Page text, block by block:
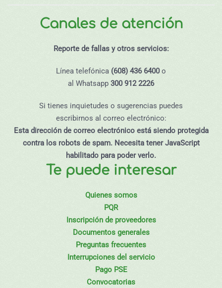
Canales de atención
Reporte de fallas y otros servicios:
Línea telefónica (608) 436 6400o
al Whatsapp 300 912 2226
Si tienes inquietudes o sugerencias puedes
escribirnos al correo electrónico:
Esta dirección de correo electrónico está siendo protegida
contra los robots de spam. Necesita tener JavaScript
habilitado para poder verlo.
Te puede interesar
Quienes somos
PQR
Inscripción de proveedores
Documentos generales
Preguntas frecuentes
Interrupciones del servicio
Pago PSE
Convocatorias